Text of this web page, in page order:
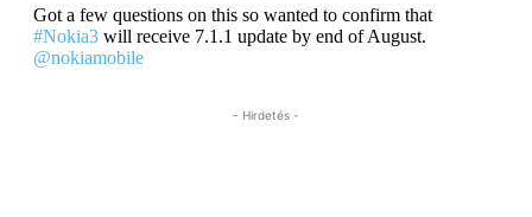
Got a few questions on this so wanted to confirm that
#Nokia3will receive 7.1.1 update by end of August.
@nokiamobile
- Hirdetés -